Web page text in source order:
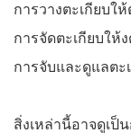
การวางตะเกียบให้
การจัดตะเกียบให้
การจับและดูแลตะ
สิ่งเหล่านี้อาจดูเป็